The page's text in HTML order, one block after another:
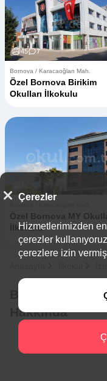
45 7
Bornova / Karacaoğlan Mah.
Özel Bornova Birikim
Okulları İlkokulu
Özel Bornova MY
İlkokulu
Bornova -
Hakkında
Çerezler
Hizmetlerimizden
çerezler
çerezlere izin